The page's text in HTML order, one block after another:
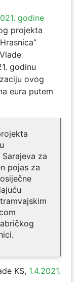
godine
projekta
godinu
ovog
eura putem
za
pojas za
KS, 1.4.2021.